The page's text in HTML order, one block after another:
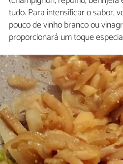
tudo. Para intensificar o sabor,
pouco de vinho branco ou
proporcionará um toque